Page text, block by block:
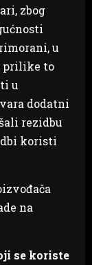
zbog
u
prilike to
u
dodatni
rezidbu
koristi
na
se koriste